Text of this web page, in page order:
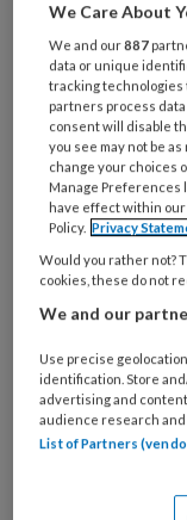
Foto door Andrey
Prof. dr. Koen
naar
schreef er
aan te pakken.
hoogleraar
werkt bij de
Health,
We Care About
We and our887
data or unique
tracking technologies
partners process
consent will disable
you see may not be
change your choices
Manage Preferences
have effect within
Policy. Privacy
Would you rather not?
cookies, these do not
We and our
Use precise
identification. Store
advertising and
audience research
List of Partners